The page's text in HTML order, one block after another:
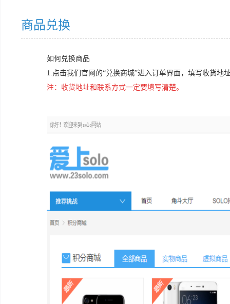
商品兑换
如何兑换商品
1.点击我们官网的“兑换商城”进入订单界面，填写收货地
注：收货地址和联系方式一定要填写清楚。